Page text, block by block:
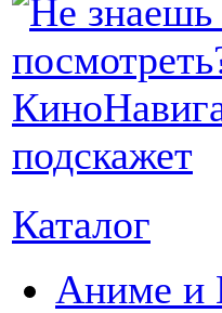
Каталог
Аниме и